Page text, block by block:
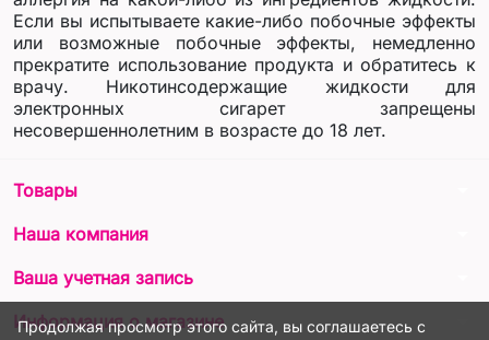
Продолжая просмотр этого сайта, вы соглашаетесь с
Если вы испытываете какие-либо побочные эффекты
или возможные побочные эффекты, немедленно
прекратите использование продукта и обратитесь к
врачу. Никотинсодержащие жидкости для
электронных сигарет запрещены
несовершеннолетним в возрасте до 18 лет.
Товары
Наша компания
Ваша учетная запись
Информация о магазине